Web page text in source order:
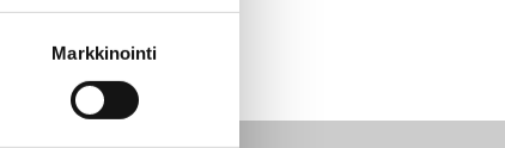
Markkinointi